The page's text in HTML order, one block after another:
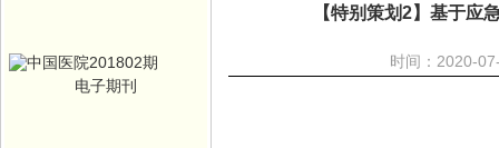
电子期刊
【特别策划2】基于应
时间：2020-